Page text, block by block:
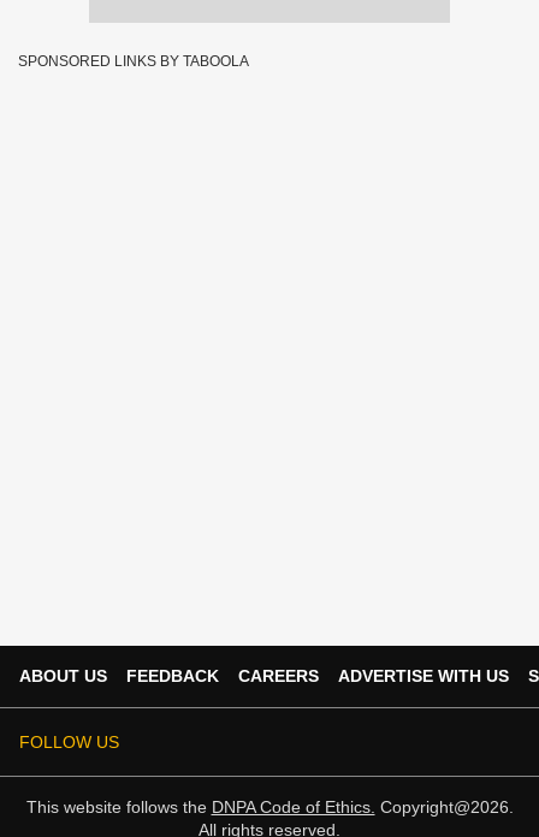
SPONSORED LINKS BY TABOOLA
ABOUT US FEEDBACK CAREERS ADVERTISE WITH US
FOLLOW US
This website follows the DNPA Code of Ethics. Copyright@2026.
All rights reserved.